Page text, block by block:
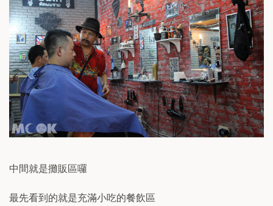
中間就是攤販區囉
最先看到的就是充滿小吃的餐飲區